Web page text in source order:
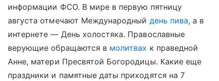
информации ФСО. В мире в первую пятницу
августа отмечают Международный день пива, а в
интернете — День холостяка. Православные
верующие обращаются в молитвах к праведной
Анне, матери Пресвятой Богородицы. Какие еще
праздники и памятные даты приходятся на 7